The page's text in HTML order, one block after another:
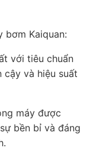
bơm Kaiquan:
với tiêu chuẩn
và hiệu suất
máy được
bền bỉ và đáng